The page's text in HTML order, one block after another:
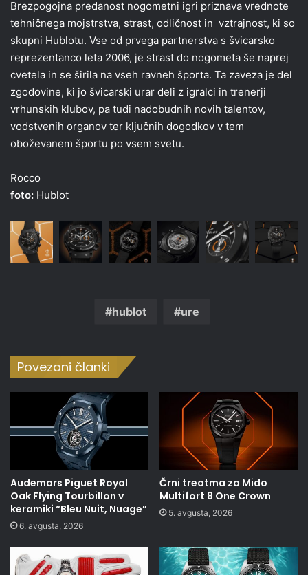
Brezpogojna predanost nogometni igri priznava vrednote
tehničnega mojstrstva, strast, odličnost in vztrajnost, ki so
skupni Hublotu. Vse od prvega partnerstva s švicarsko
reprezentanco leta 2006, je strast do nogometa še naprej
cvetela in se širila na vseh ravneh športa. Ta zaveza je del
zgodovine, ki jo švicarski urar deli z igralci in trenerji
vrhunskih klubov, pa tudi nadobudnih novih talentov,
vodstvenih organov ter ključnih dogodkov v tem
oboževanem športu po vsem svetu.
Rocco
foto: Hublot
hublot ure
Povezani članki
Audemars Piguet Royal
Oak Flying Tourbillon v
keramiki “Bleu Nuit, Nuage”
6. avgusta, 2026
Črni treatma za Mido
Multifort 8 One Crown
5. avgusta, 2026